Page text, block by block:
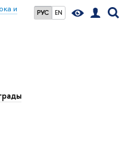
РУС EN
и